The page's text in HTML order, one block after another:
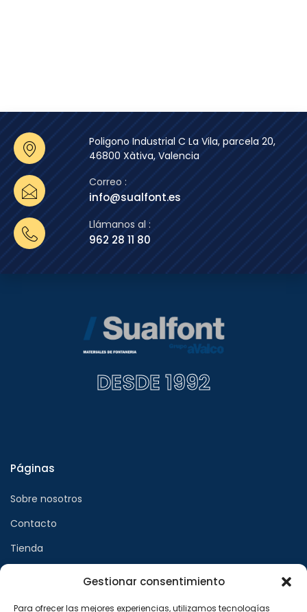
Gestionar consentimiento
Para ofrecer las mejores experiencias, utilizamos tecnologías
Poligono Industrial C La Vila, parcela 20,
46800 Xàtiva, Valencia
Correo :
info@sualfont.es
Llámanos al :
962 28 11 80
DESDE 1992
Páginas
Sobre nosotros
Contacto
Tienda